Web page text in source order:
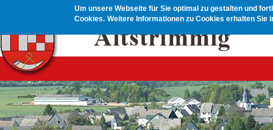
Um unsere Webseite für Sie optimal zu gestalten und
Cookies. Weitere Informationen zu Cookies erhalten Sie